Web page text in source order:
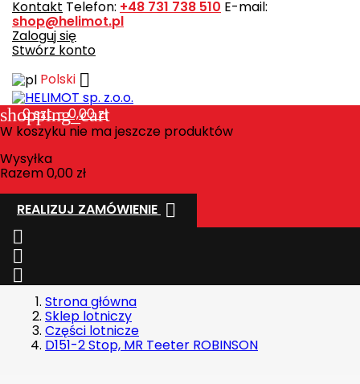
Kontakt Telefon: +48 731 738 510 E-mail:
shop@helimot.pl
Zaloguj się
Stwórz konto
Polski 
shopping_cart
0szt. - 0,00 zł
W koszyku nie ma jeszcze produktów
Wysyłka
Razem0,00 zł
REALIZUJ ZAMÓWIENIE 



Strona główna
Sklep lotniczy
Części lotnicze
D151-2 Stop, MR Teeter ROBINSON